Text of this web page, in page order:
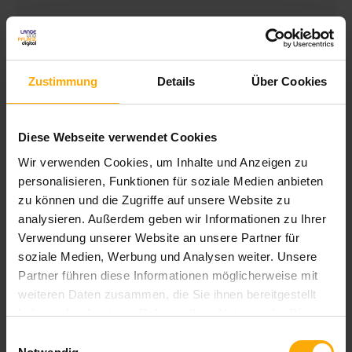
Zustimmung Details Über Cookies
Diese Webseite verwendet Cookies
Wir verwenden Cookies, um Inhalte und Anzeigen zu
personalisieren, Funktionen für soziale Medien anbieten
zu können und die Zugriffe auf unsere Website zu
analysieren. Außerdem geben wir Informationen zu Ihrer
Verwendung unserer Website an unsere Partner für
soziale Medien, Werbung und Analysen weiter. Unsere
Partner führen diese Informationen möglicherweise mit
weiteren Daten zusammen, die Sie ihnen bereitgestellt
haben oder die sie im Rahmen Ihrer Nutzung der Dienste
Inbound Marketing Blog
Bereichen Inbound Marketing, Content Marketing und Online
Ihre eigene Arbeit im Online Marketing.
Als HubSpot Partner werden wir auch über Updates und
Verbesserungen der All-in-one Marketingplattform HubSpot
auf Deutsch informieren.